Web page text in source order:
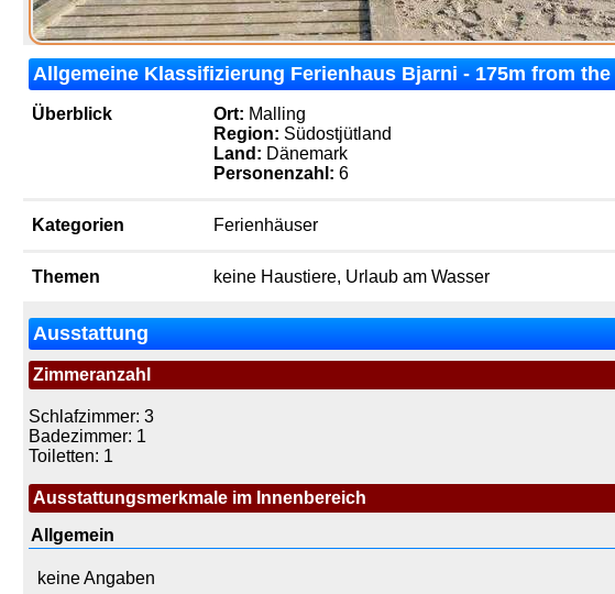
Allgemeine Klassifizierung Ferienhaus Bjarni - 175m from the
Überblick Ort: Malling
Region: Südostjütland
Land: Dänemark
Personenzahl: 6
Kategorien Ferienhäuser
Themen keine Haustiere, Urlaub am Wasser
Ausstattung
Zimmeranzahl
Schlafzimmer: 3
Badezimmer: 1
Toiletten: 1
Ausstattungsmerkmale im Innenbereich
Allgemein
keine Angaben